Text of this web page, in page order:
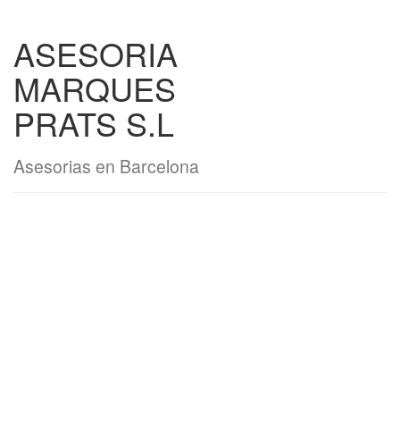
ASESORIA
MARQUES
PRATS S.L
Asesorias en Barcelona